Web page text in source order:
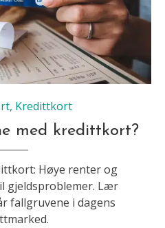
, Kredittkort
med kredittkort?
Høye renter og
gjeldsproblemer. Lær
fallgruvene i dagens